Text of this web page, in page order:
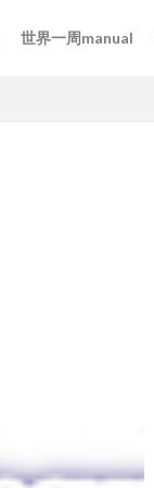
世界一周manual